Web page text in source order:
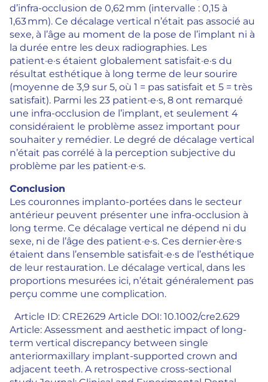
d’infra-occlusion de 0,62 mm (intervalle : 0,15 à
1,63 mm). Ce décalage vertical n’était pas associé au
sexe, à l’âge au moment de la pose de l’implant ni à
la durée entre les deux radiographies. Les
patient·e·s étaient globalement satisfait·e·s du
résultat esthétique à long terme de leur sourire
(moyenne de 3,9 sur 5, où 1 = pas satisfait et 5 = très
satisfait). Parmi les 23 patient·e·s, 8 ont remarqué
une infra-occlusion de l’implant, et seulement 4
considéraient le problème assez important pour
souhaiter y remédier. Le degré de décalage vertical
n’était pas corrélé à la perception subjective du
problème par les patient·e·s.
Conclusion
Les couronnes implanto-portées dans le secteur
antérieur peuvent présenter une infra-occlusion à
long terme. Ce décalage vertical ne dépend ni du
sexe, ni de l’âge des patient·e·s. Ces dernier·ère·s
étaient dans l’ensemble satisfait·e·s de l’esthétique
de leur restauration. Le décalage vertical, dans les
proportions mesurées ici, n’était généralement pas
perçu comme une complication.
Article ID: CRE2629 Article DOI: 10.1002/cre2.629
Article: Assessment and aesthetic impact of long-
term vertical discrepancy between single
anteriormaxillary implant-supported crown and
adjacent teeth. A retrospective cross-sectional